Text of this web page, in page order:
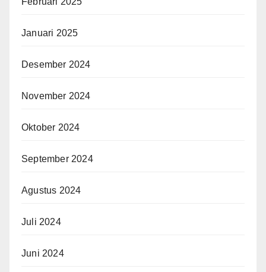
Januari 2025
Desember 2024
November 2024
Oktober 2024
September 2024
Agustus 2024
Juli 2024
Juni 2024